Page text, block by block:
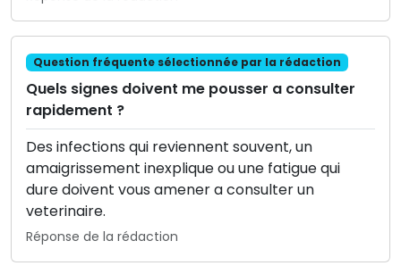
Question fréquente sélectionnée par la rédaction
Quels signes doivent me pousser a consulter
rapidement ?
Des infections qui reviennent souvent, un
amaigrissement inexplique ou une fatigue qui
dure doivent vous amener a consulter un
veterinaire.
Réponse de la rédaction